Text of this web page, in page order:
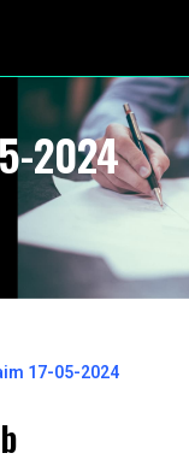
2024
17-05-2024